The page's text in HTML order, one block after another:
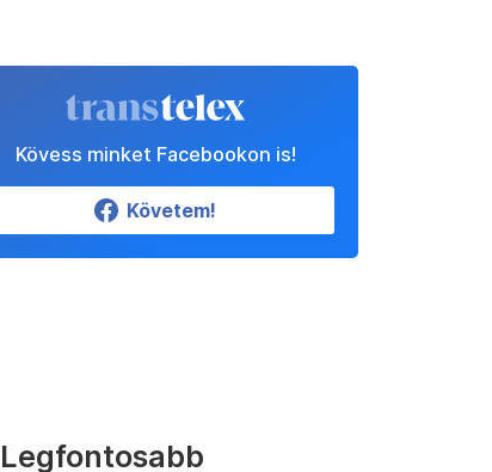
Kövess minket Facebookon is!
Követem!
Legfontosabb